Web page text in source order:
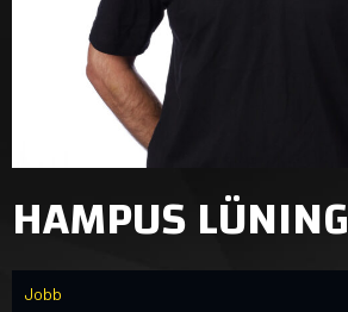
HAMPUS LÜNING
Jobb